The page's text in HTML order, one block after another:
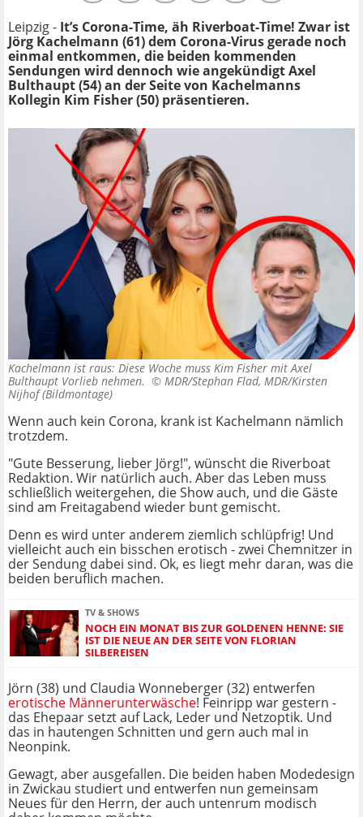
Leipzig - It’s Corona-Time, äh Riverboat-Time! Zwar ist
Jörg Kachelmann (61) dem Corona-Virus gerade noch
einmal entkommen, die beiden kommenden
Sendungen wird dennoch wie angekündigt Axel
Bulthaupt (54) an der Seite von Kachelmanns
Kollegin Kim Fisher (50) präsentieren.
Kachelmann ist raus: Diese Woche muss Kim Fisher mit Axel
Bulthaupt Vorlieb nehmen. © MDR/Stephan Flad, MDR/Kirsten
Nijhof (Bildmontage)
Wenn auch kein Corona, krank ist Kachelmann nämlich
trotzdem.
"Gute Besserung, lieber Jörg!", wünscht die Riverboat
Redaktion. Wir natürlich auch. Aber das Leben muss
schließlich weitergehen, die Show auch, und die Gäste
sind am Freitagabend wieder bunt gemischt.
Denn es wird unter anderem ziemlich schlüpfrig! Und
vielleicht auch ein bisschen erotisch - zwei Chemnitzer in
der Sendung dabei sind. Ok, es liegt mehr daran, was die
beiden beruflich machen.
TV & SHOWS
NOCH EIN MONAT BIS ZUR GOLDENEN HENNE: SIE
IST DIE NEUE AN DER SEITE VON FLORIAN
SILBEREISEN
Jörn (38) und Claudia Wonneberger (32) entwerfen
erotische Männerunterwäsche! Feinripp war gestern -
das Ehepaar setzt auf Lack, Leder und Netzoptik. Und
das in hautengen Schnitten und gern auch mal in
Neonpink.
Gewagt, aber ausgefallen. Die beiden haben Modedesign
in Zwickau studiert und entwerfen nun gemeinsam
Neues für den Herrn, der auch untenrum modisch